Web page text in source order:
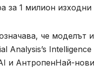
за 1 милион изходни
че моделът
Analysis’s
и АнтропенНай-